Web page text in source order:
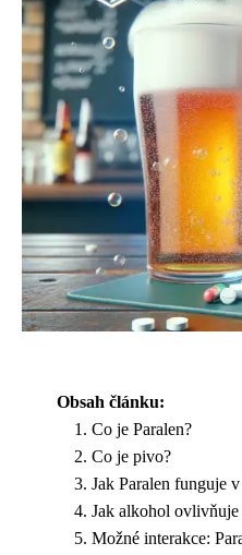
Obsah článku:
Co je Paralen?
Co je pivo?
Jak Paralen funguje v
Jak alkohol ovlivňuje
Možné interakce: